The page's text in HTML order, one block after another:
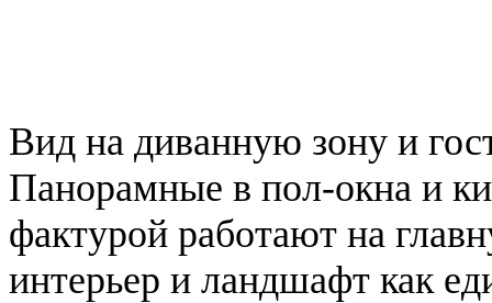
Вид на диванную зону и
Панорамные в пол-окна и
фактурой работают на
интерьер и ландшафт как